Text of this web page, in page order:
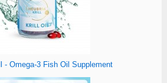
- Omega-3 Fish Oil Supplement